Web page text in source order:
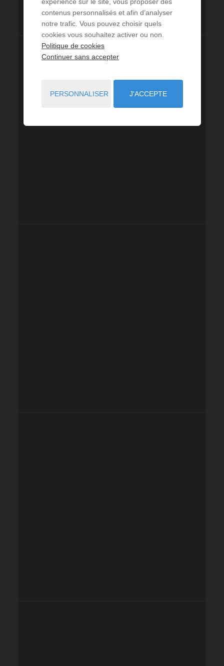
contenus personnalisés et afin d’analyser
notre trafic. Vous pouvez choisir quels
cookies vous souhaitez activer ou non.
Politique de cookies
Continuer sans accepter
PERSONNALISER J'ACCEPTE